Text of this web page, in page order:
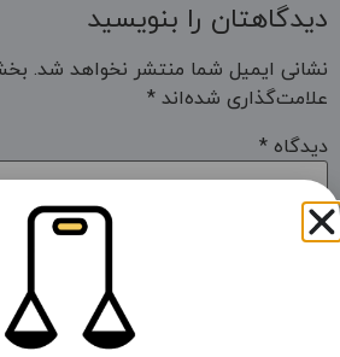
دیدگاهتان را بنویسید
نشانی ایمیل شما منتشر نخواهد شد.
علامت‌گذاری شده‌اند *
دیدگاه *